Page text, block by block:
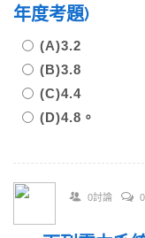
年度考題)
(A)3.2
(B)3.8
(C)4.4
(D)4.8。
0討論